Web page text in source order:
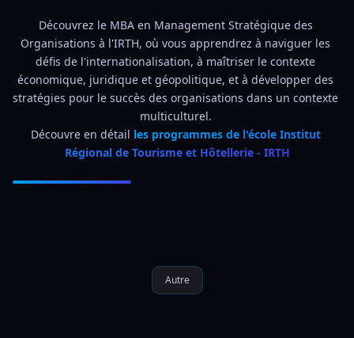
Découvrez le MBA en Management Stratégique des
Organisations à l'IRTH, où vous apprendrez à naviguer les
défis de l'internationalisation, à maîtriser le contexte
économique, juridique et géopolitique, et à développer des
stratégies pour le succès des organisations dans un contexte
multiculturel.
Découvre en détail les programmes de l'école Institut
Régional de Tourisme et Hôtellerie - IRTH
Autre